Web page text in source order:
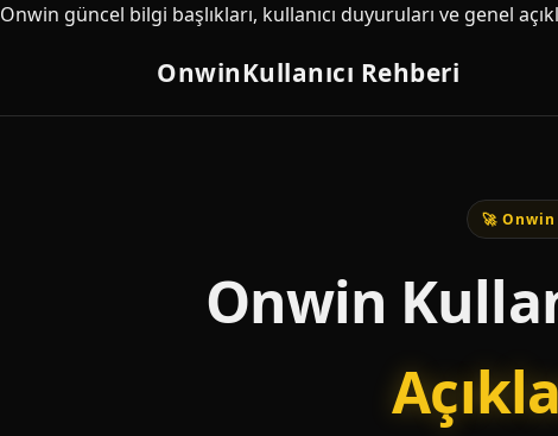
Onwin güncel bilgi başlıkları, kullanıcı duyuruları ve genel
OnwinKullanıcı Rehberi
🚀
Onwin